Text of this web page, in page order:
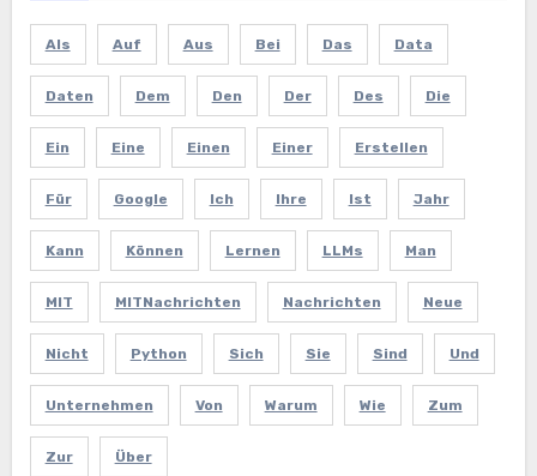
Als Auf Aus Bei Das Data
Daten Dem Den Der Des Die
Ein Eine Einen Einer Erstellen
Für Google Ich Ihre Ist Jahr
Kann Können Lernen LLMs Man
MIT MITNachrichten Nachrichten Neue
Nicht Python Sich Sie Sind Und
Unternehmen Von Warum Wie Zum
Zur Über